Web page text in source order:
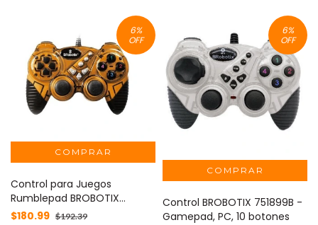
6%
OFF
Control para Juegos
Rumblepad BROBOTIX
751899C - Gamepad, PC,
$180.99 $192.39
6%
OFF
Control BROBOTIX 751899B -
Gamepad, PC, 10 botones